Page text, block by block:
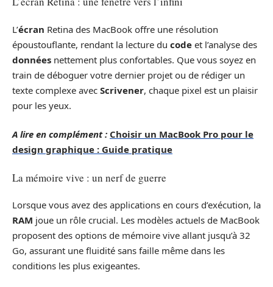
L’écran Retina des MacBook offre une résolution
époustouflante, rendant la lecture du code et l’analyse des
données nettement plus confortables. Que vous soyez en
train de déboguer votre dernier projet ou de rédiger un
texte complexe avec Scrivener, chaque pixel est un plaisir
pour les yeux.
A lire en complément : Choisir un MacBook Pro pour le
design graphique : Guide pratique
La mémoire vive : un nerf de guerre
Lorsque vous avez des applications en cours d’exécution, la
RAM joue un rôle crucial. Les modèles actuels de MacBook
proposent des options de mémoire vive allant jusqu’à 32
Go, assurant une fluidité sans faille même dans les
conditions les plus exigeantes.